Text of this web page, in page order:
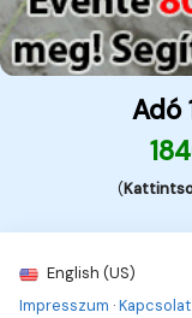
Adó
(
English (US)
Impresszum ·Kapcsolat